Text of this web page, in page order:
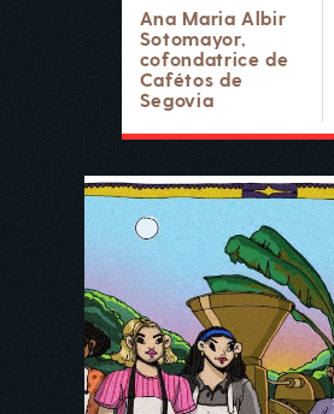
Ana Maria Albir
Sotomayor,
cofondatrice de
Cafétos de
Segovia